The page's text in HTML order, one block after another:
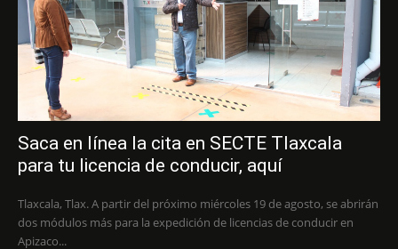
Saca en línea la cita en SECTE Tlaxcala
para tu licencia de conducir, aquí
Tlaxcala, Tlax. A partir del próximo miércoles 19 de agosto, se abrirán
dos módulos más para la expedición de licencias de conducir en
Apizaco...